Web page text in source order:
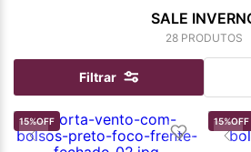
SALE
28 PRODUTOS
Filtrar
15%OFF 15%OFF